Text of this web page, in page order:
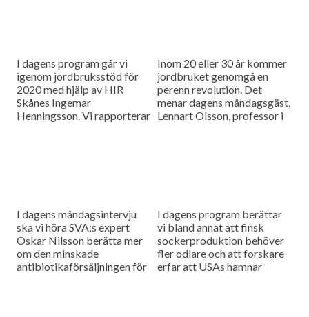
I dagens program går vi
igenom jordbruksstöd för
2020 med hjälp av HIR
Skånes Ingemar
Henningsson. Vi rapporterar
Inom 20 eller 30 år kommer
jordbruket genomgå en
perenn revolution. Det
menar dagens måndagsgäst,
Lennart Olsson, professor i
I dagens måndagsintervju
ska vi höra SVA:s expert
Oskar Nilsson berätta mer
om den minskade
antibiotikaförsäljningen för
I dagens program berättar
vi bland annat att finsk
sockerproduktion behöver
fler odlare och att forskare
erfar att USAs hamnar